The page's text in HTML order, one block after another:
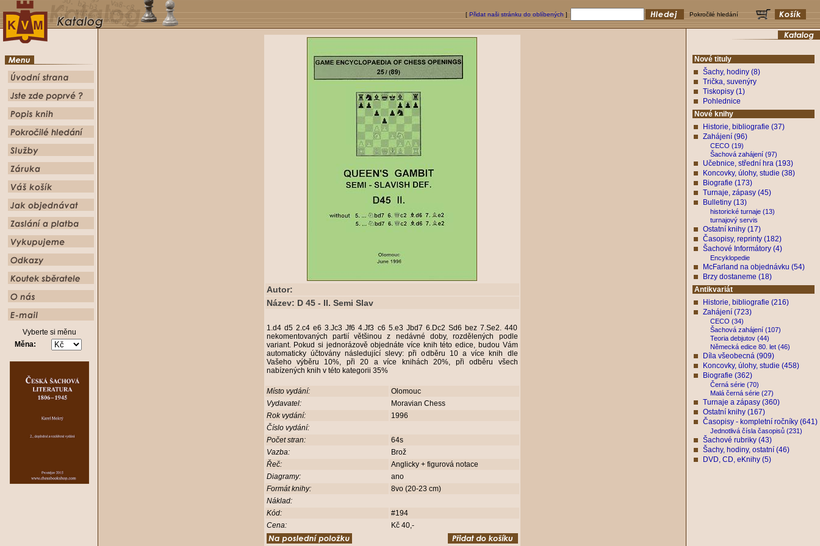
[ Přidat naši stránku do oblíbených ] Pokročilé hledání
Vyberte si měnu
Měna:
Autor:
Název: D 45 - II. Semi Slav
1.d4 d5 2.c4 e6 3.Jc3 Jf6 4.Jf3 c6 5.e3 Jbd7 6.Dc2 Sd6 bez 7.Se2. 440
nekomentovaných partií většinou z nedávné doby, rozdělených podle
variant. Pokud si jednorázově objednáte více knih této edice, budou Vám
automaticky účtovány následující slevy: při odběru 10 a více knih dle
Vašeho výběru 10%, při 20 a více knihách 20%, při odběru všech
nabízených knih v této kategorii 35%
Místo vydání:
Olomouc
Vydavatel:
Moravian Chess
Rok vydání:
1996
Číslo vydání:
Počet stran:
64s
Vazba:
Brož
Řeč:
Anglicky + figurová notace
Diagramy:
ano
Formát knihy:
8vo (20-23 cm)
Náklad:
Kód:
#194
Cena:
Kč 40,-
Nové tituly
Šachy, hodiny (8)
Trička, suvenýry
Tiskopisy (1)
Pohlednice
Nové knihy
Historie, bibliografie (37)
Zahájení (96)
CECO (19)
Šachová zahájení (97)
Učebnice, střední hra (193)
Koncovky, úlohy, studie (38)
Biografie (173)
Turnaje, zápasy (45)
Bulletiny (13)
historické turnaje (13)
turnajový servis
Ostatní knihy (17)
Časopisy, reprinty (182)
Šachové Informátory (4)
Encyklopedie
McFarland na objednávku (54)
Brzy dostaneme (18)
Antikvariát
Historie, bibliografie (216)
Zahájení (723)
CECO (34)
Šachová zahájení (107)
Teoria debjutov (44)
Německá edice 80. let (46)
Díla všeobecná (909)
Koncovky, úlohy, studie (458)
Biografie (362)
Černá série (70)
Malá černá série (27)
Turnaje a zápasy (360)
Ostatní knihy (167)
Časopisy - kompletní ročníky (641)
Jednotlivá čísla časopisů (231)
Šachové rubriky (43)
Šachy, hodiny, ostatní (46)
DVD, CD, eKnihy (5)